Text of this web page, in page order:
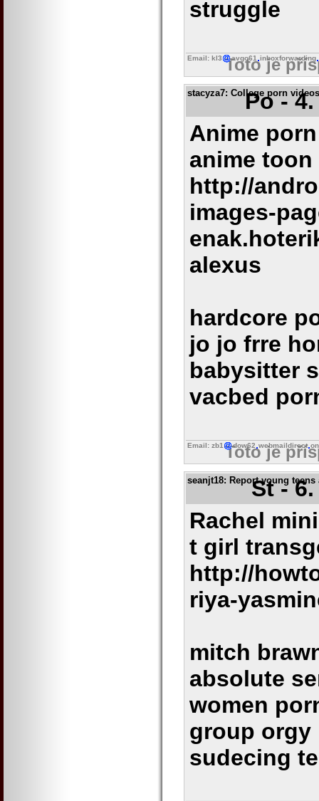
struggle
Email: kl3 avgo61 inboxforwarding
Toto je
stacyza7: College porn
Po -
Anime
anime toon
http://
images-
alexus
hardcore
jo jo frre
babysitter
vacbed
Email: zb1 dow62 webmaildirect
Toto je
seanjt18: Report young
St -
Rachel
t girl
http://
riya-
mitch
absolute
women
group orgy
sudecing